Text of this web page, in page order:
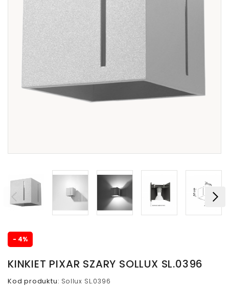
- 4%
KINKIET PIXAR SZARY SOLLUX SL.0396
Kod produktu: Sollux SL.0396